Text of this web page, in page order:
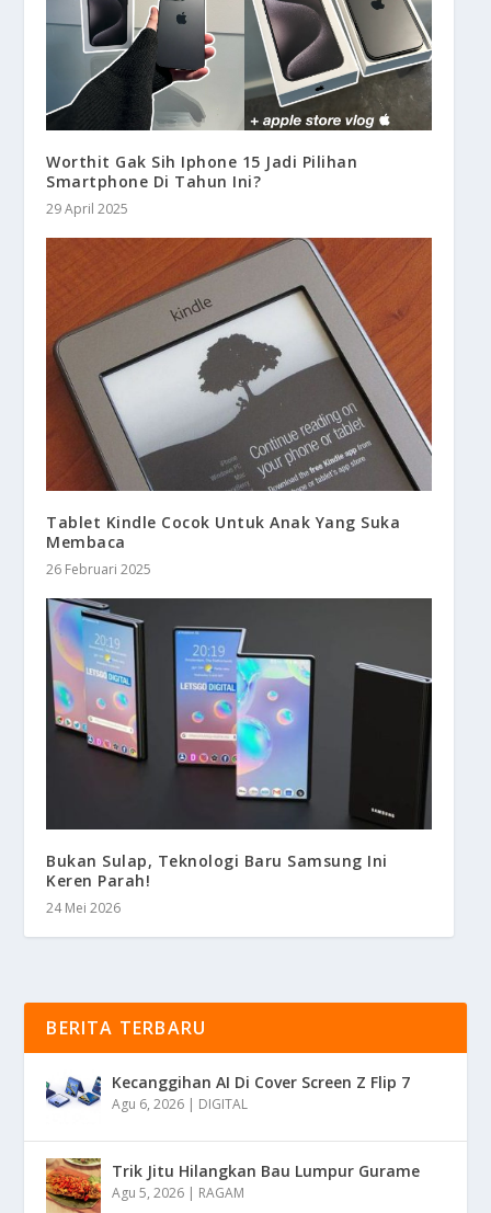
Worthit Gak Sih Iphone 15 Jadi Pilihan
Smartphone Di Tahun Ini?
29 April 2025
Tablet Kindle Cocok Untuk Anak Yang Suka
Membaca
26 Februari 2025
Bukan Sulap, Teknologi Baru Samsung Ini
Keren Parah!
24 Mei 2026
BERITA TERBARU
Kecanggihan AI Di Cover Screen Z Flip 7
Agu 6, 2026 | DIGITAL
Trik Jitu Hilangkan Bau Lumpur Gurame
Agu 5, 2026 | RAGAM